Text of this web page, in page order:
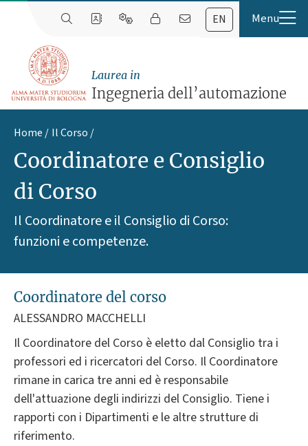
EN
Laurea in
Ingegneria dell’automazione
Home Il Corso
Coordinatore e Consiglio
di Corso
Il Coordinatore e il Consiglio di Corso:
funzioni e competenze.
Coordinatore del corso
ALESSANDRO MACCHELLI
Il Coordinatore del Corso è eletto dal Consiglio tra i
professori ed i ricercatori del Corso. Il Coordinatore
rimane in carica tre anni ed è responsabile
dell'attuazione degli indirizzi del Consiglio. Tiene i
rapporti con i Dipartimenti e le altre strutture di
riferimento.